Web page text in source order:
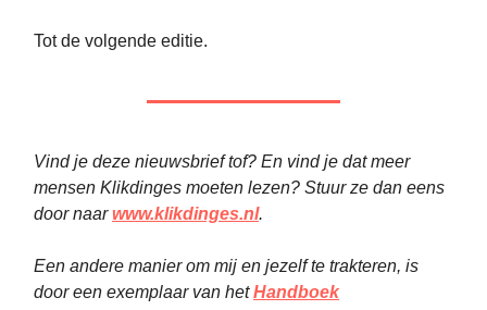
Tot de volgende editie.
Vind je deze nieuwsbrief tof? En vind je dat meer
mensen Klikdinges moeten lezen? Stuur ze dan eens
door naarwww.klikdinges.nl.
Een andere manier om mij en jezelf te trakteren, is
door een exemplaar van hetHandboek